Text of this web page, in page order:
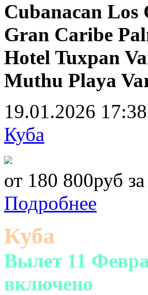
Cubanacan Los
Gran Caribe
Hotel Tuxpan
Muthu Playa
19.01.2026 17:38
Куба
от 180 800руб
Подробнее
Куба
Вылет 11
включено